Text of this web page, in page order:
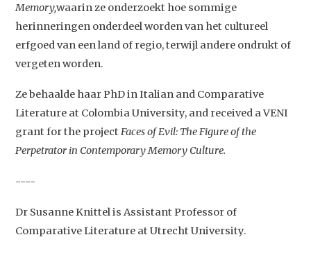
Memory,waarin ze onderzoekt hoe sommige
herinneringen onderdeel worden van het cultureel
erfgoed van een land of regio, terwijl andere ondrukt of
vergeten worden.
Ze behaalde haar PhD in Italian and Comparative
Literature at Colombia University, and received a VENI
grant for the projectFaces of Evil: TheFigure of the
Perpetrator in Contemporary Memory Culture.
----
Dr Susanne Knittel is Assistant Professor of
Comparative Literature at Utrecht University.